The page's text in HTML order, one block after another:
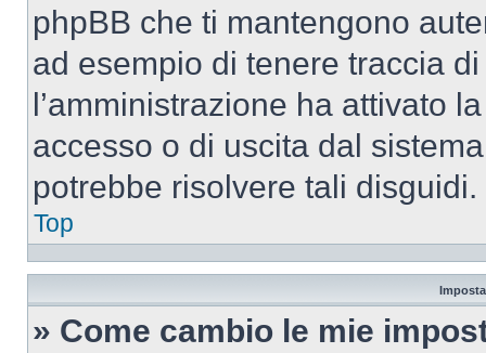
phpBB che ti mantengono
ad esempio di tenere traccia
l’amministrazione ha attivato
accesso o di uscita dal
potrebbe risolvere tali disguidi.
Top
» Come cambio le mie